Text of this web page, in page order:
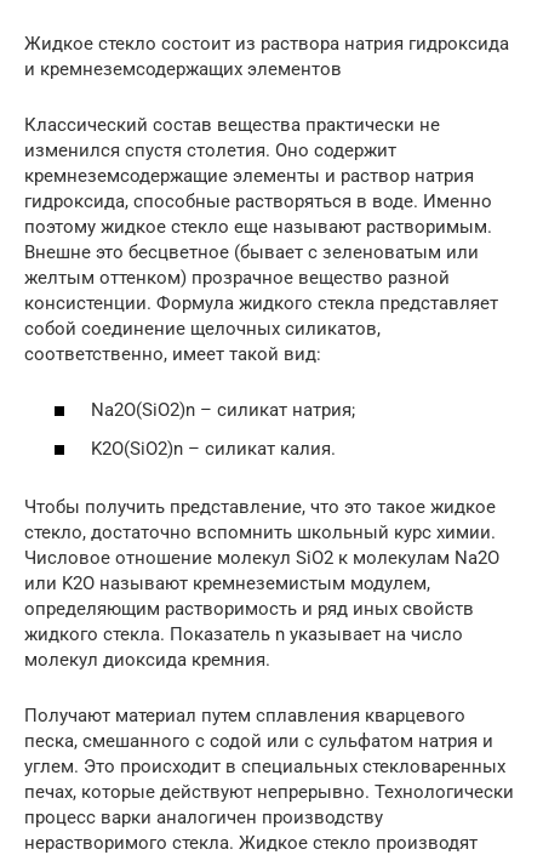
Жидкое стекло состоит из раствора натрия гидроксида
и кремнеземсодержащих элементов
Классический состав вещества практически не
изменился спустя столетия. Оно содержит
кремнеземсодержащие элементы и раствор натрия
гидроксида, способные растворяться в воде. Именно
поэтому жидкое стекло еще называют растворимым.
Внешне это бесцветное (бывает с зеленоватым или
желтым оттенком) прозрачное вещество разной
консистенции. Формула жидкого стекла представляет
собой соединение щелочных силикатов,
соответственно, имеет такой вид:
Na2O(SiO2)n – силикат натрия;
K2O(SiO2)n – силикат калия.
Чтобы получить представление, что это такое жидкое
стекло, достаточно вспомнить школьный курс химии.
Числовое отношение молекул SiO2 к молекулам Na2O
или K2O называют кремнеземистым модулем,
определяющим растворимость и ряд иных свойств
жидкого стекла. Показатель n указывает на число
молекул диоксида кремния.
Получают материал путем сплавления кварцевого
песка, смешанного с содой или с сульфатом натрия и
углем. Это происходит в специальных стекловаренных
печах, которые действуют непрерывно. Технологически
процесс варки аналогичен производству
нерастворимого стекла. Жидкое стекло производят